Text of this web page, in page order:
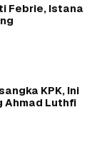
Febrie, Istana
KPK, Ini
Ahmad Luthfi